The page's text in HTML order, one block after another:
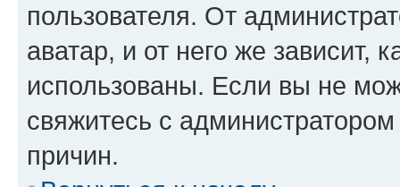
пользователя. От
аватар, и от него же зависит,
использованы. Если вы не
свяжитесь с
причин.